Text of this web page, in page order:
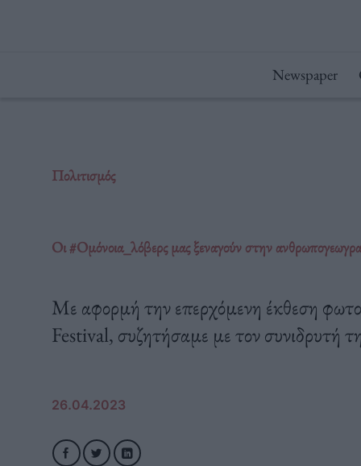
Newspaper
Πολιτισμός
Οι #Oμόνοια_λόβερς μας ξεναγούν στην
Με αφορμή την επερχόμενη έκθεση
Festival, συζητήσαμε με τον συνιδρυτή
26.04.2023